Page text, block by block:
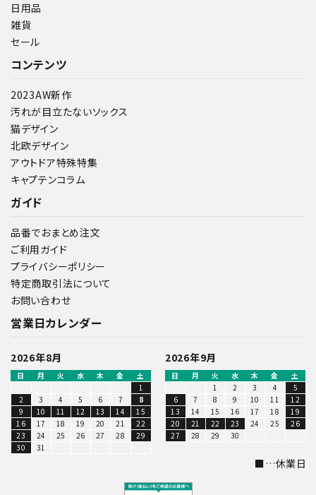
日用品
雑貨
セール
コンテンツ
2023AW新作
汚れが目立たないソックス
猫デザイン
北欧デザイン
アウトドア特殊特集
キャプテンコラム
ガイド
品番でおまとめ注文
ご利用ガイド
プライバシーポリシー
特定商取引法について
お問い合わせ
営業日カレンダー
2026年8月
日 月 火 水 木 金
土
1
2
3 4 5 6 7
8
9
10 11 12 13 14
15
16
17 18 19 20 21
22
23
24 25 26 27 28
29
30
31
2026年9月
日 月 火 水 木 金
土
1
2 3 4
5
6
7 8 9 10 11
12
13
14 15 16 17 18
19
20
21 22 23 24 25
26
27
28 29 30